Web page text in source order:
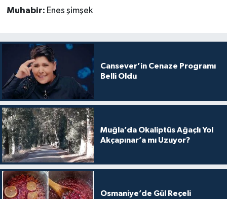
Muhabir: Enes şimşek
Cansever’in Cenaze Programı
Belli Oldu
Muğla’da Okaliptüs Ağaçlı Yol
Akçapınar’a mı Uzuyor?
Osmaniye’de Gül Reçeli